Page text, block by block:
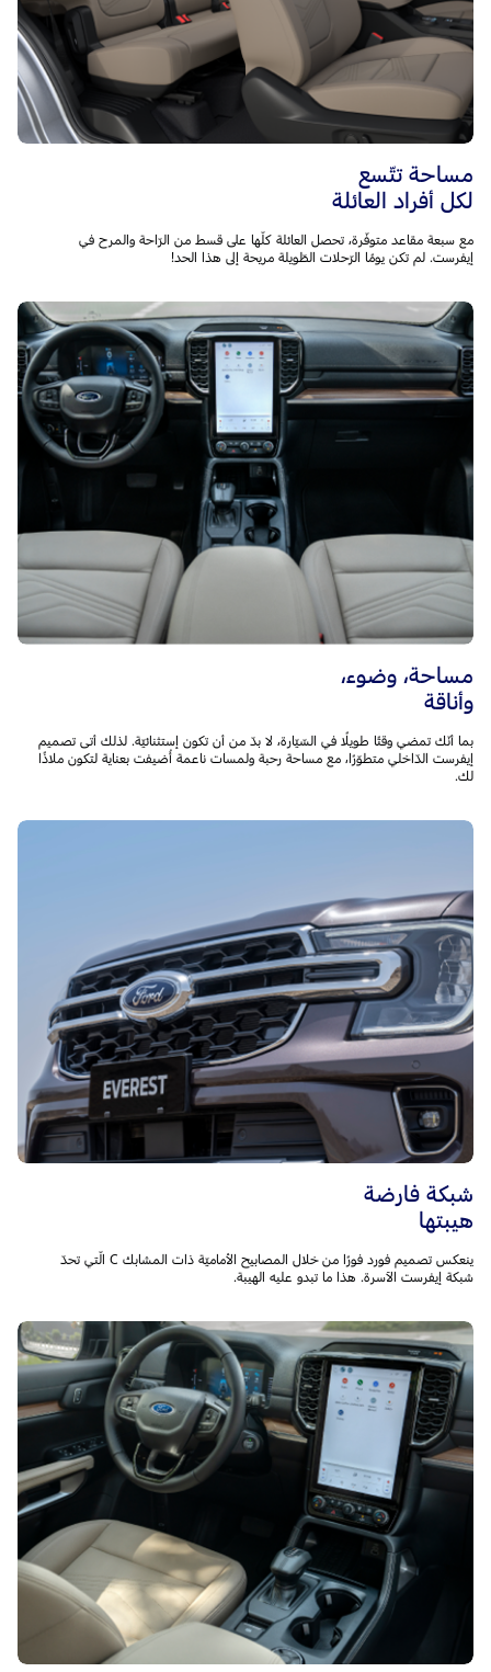
مساحة تتّسع
لكل أفراد العائلة
مع سبعة مقاعد متوفّرة، تحصل العائلة كلّها على قسط من الرّاحة والمرح في
إيفرست. لم تكن يومًا الرّحلات الطّويلة مريحة إلى هذا الحد!
مساحة، وضوء،
وأناقة
بما أنّك تمضي وقتًا طويلًا في السّيّارة، لا بدّ من أن تكون إستثنائيّة. لذلك أتى تصميم
إيفرست الدّاخلي متطوّرًا، مع مساحة رحبة ولمسات ناعمة أُضيفت بعناية لتكون ملاذًا
لك.
شبكة فارضة
هيبتها
ينعكس تصميم فورد فورًا من خلال المصابيح الأماميّة ذات المشابك C الّتي تحدّ
شبكة إيفرست الآسرة. هذا ما تبدو عليه الهيبة.